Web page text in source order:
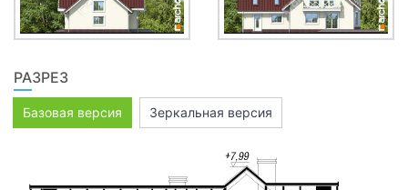
РАЗРЕЗ
Базовая версия Зеркальная версия